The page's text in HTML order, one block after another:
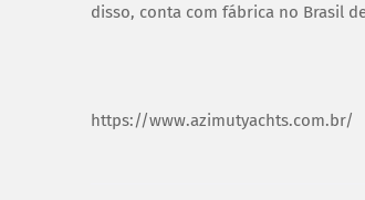
disso, conta com fábrica no Brasil
https://